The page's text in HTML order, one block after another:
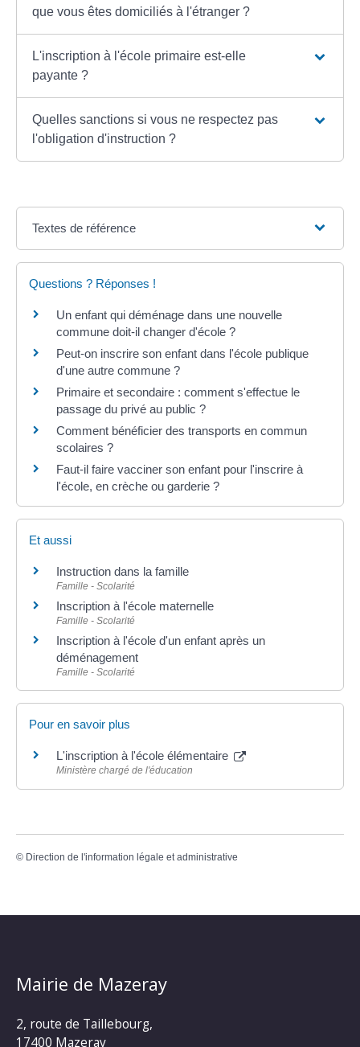
que vous êtes domiciliés à l'étranger ?
L'inscription à l'école primaire est-elle
payante ?
Quelles sanctions si vous ne respectez pas
l'obligation d'instruction ?
Textes de référence
Questions ? Réponses !
Un enfant qui déménage dans une nouvelle
commune doit-il changer d'école ?
Peut-on inscrire son enfant dans l'école publique
d'une autre commune ?
Primaire et secondaire : comment s'effectue le
passage du privé au public ?
Comment bénéficier des transports en commun
scolaires ?
Faut-il faire vacciner son enfant pour l'inscrire à
l'école, en crèche ou garderie ?
Et aussi
Instruction dans la famille
Famille - Scolarité
Inscription à l'école maternelle
Famille - Scolarité
Inscription à l'école d'un enfant après un
déménagement
Famille - Scolarité
Pour en savoir plus
L'inscription à l'école élémentaire
Ministère chargé de l'éducation
© Direction de l'information légale et administrative
Mairie de Mazeray
2, route de Taillebourg,
17400 Mazeray